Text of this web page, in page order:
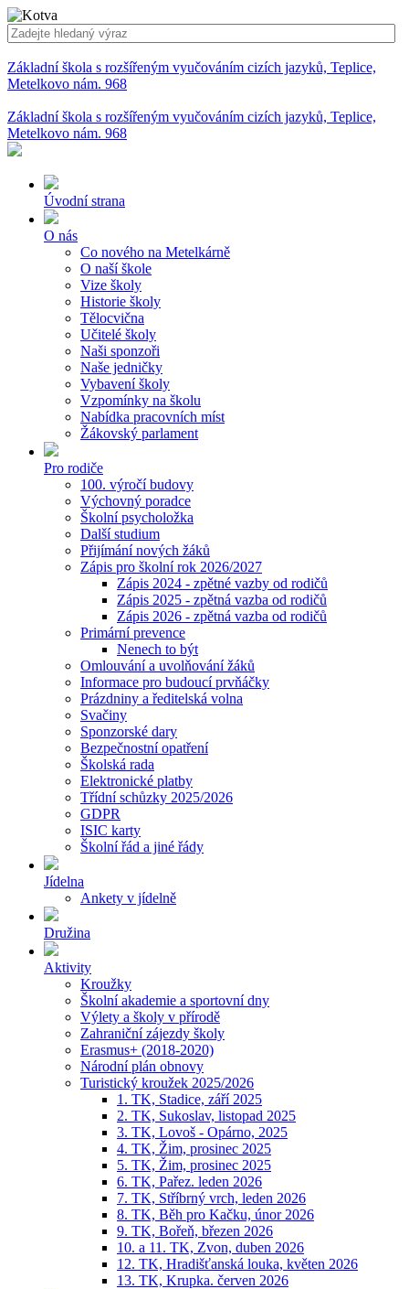
Základní škola s rozšířeným vyučováním cizích jazyků, Teplice,
Metelkovo nám. 968
Základní škola s rozšířeným vyučováním cizích jazyků, Teplice,
Metelkovo nám. 968
Úvodní strana
O nás
Co nového na Metelkárně
O naší škole
Vize školy
Historie školy
Tělocvična
Učitelé školy
Naši sponzoři
Naše jedničky
Vybavení školy
Vzpomínky na školu
Nabídka pracovních míst
Žákovský parlament
Pro rodiče
100. výročí budovy
Výchovný poradce
Školní psycholožka
Další studium
Přijímání nových žáků
Zápis pro školní rok 2026/2027
Zápis 2024 - zpětné vazby od rodičů
Zápis 2025 - zpětná vazba od rodičů
Zápis 2026 - zpětná vazba od rodičů
Primární prevence
Nenech to být
Omlouvání a uvolňování žáků
Informace pro budoucí prvňáčky
Prázdniny a ředitelská volna
Svačiny
Sponzorské dary
Bezpečnostní opatření
Školská rada
Elektronické platby
Třídní schůzky 2025/2026
GDPR
ISIC karty
Školní řád a jiné řády
Jídelna
Ankety v jídelně
Družina
Aktivity
Kroužky
Školní akademie a sportovní dny
Výlety a školy v přírodě
Zahraniční zájezdy školy
Erasmus+ (2018-2020)
Národní plán obnovy
Turistický kroužek 2025/2026
1. TK, Stadice, září 2025
2. TK, Sukoslav, listopad 2025
3. TK, Lovoš - Opárno, 2025
4. TK, Žim, prosinec 2025
5. TK, Žim, prosinec 2025
6. TK, Pařez. leden 2026
7. TK, Stříbrný vrch, leden 2026
8. TK, Běh pro Kačku, únor 2026
9. TK, Bořeň, březen 2026
10. a 11. TK, Zvon, duben 2026
12. TK, Hradišťanská louka, květen 2026
13. TK, Krupka. červen 2026